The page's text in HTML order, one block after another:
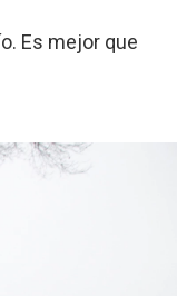
Es mejor que